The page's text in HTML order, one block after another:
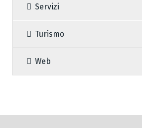
Servizi
Turismo
Web